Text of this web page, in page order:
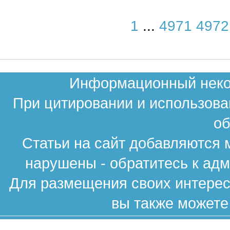
1 ... 4971 4972
Информационный
При цитировании и
Статьи на сайт
нарушены - обратитесь к
Для размещения своих
вы также